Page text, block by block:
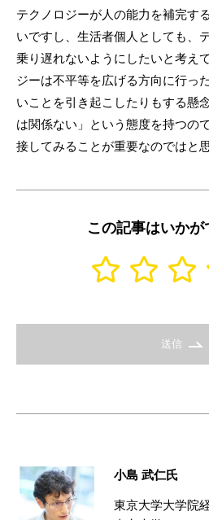
テクノロジーが人の能力を補完す
いですし、生活者個人としても、
乗り遅れないようにしたいと考え
ジーは不平等を広げる方向に行っ
いことを引き起こしたりもする懸
は関係ない」という態度を持つの
接してみることが重要なのではと
この記事はいかが
送信
小島 武仁氏
東京大学大学院